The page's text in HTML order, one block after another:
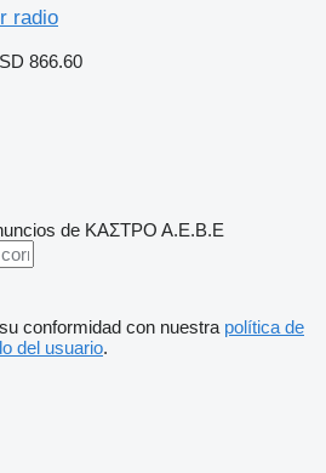
radio
866.60
de ΚΑΣΤΡΟ Α.Ε.Β.Ε
conformidad con nuestra política de
del usuario.